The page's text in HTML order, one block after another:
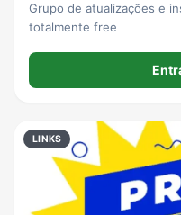
Grupo de atualizações e
totalmente free
LINKS